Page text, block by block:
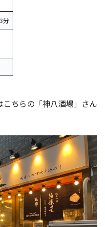
分
ちらの「神八酒場」さん